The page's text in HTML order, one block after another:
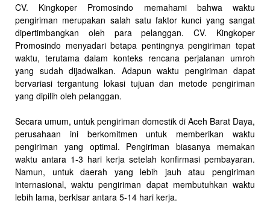
CV. Kingkoper Promosindo memahami bahwa waktu
pengiriman merupakan salah satu faktor kunci yang sangat
dipertimbangkan oleh para pelanggan. CV. Kingkoper
Promosindo menyadari betapa pentingnya pengiriman tepat
waktu, terutama dalam konteks rencana perjalanan umroh
yang sudah dijadwalkan. Adapun waktu pengiriman dapat
bervariasi tergantung lokasi tujuan dan metode pengiriman
yang dipilih oleh pelanggan.
Secara umum, untuk pengiriman domestik di Aceh Barat Daya,
perusahaan ini berkomitmen untuk memberikan waktu
pengiriman yang optimal. Pengiriman biasanya memakan
waktu antara 1-3 hari kerja setelah konfirmasi pembayaran.
Namun, untuk daerah yang lebih jauh atau pengiriman
internasional, waktu pengiriman dapat membutuhkan waktu
lebih lama, berkisar antara 5-14 hari kerja.